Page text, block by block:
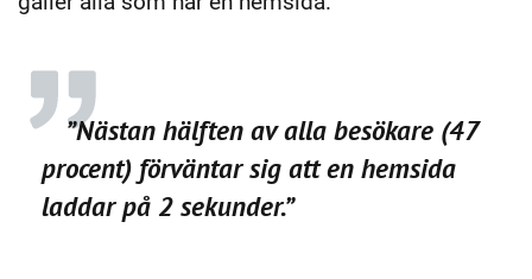
”Nästan hälften av alla besökare (47
procent) förväntar sig att en hemsida
laddar på 2 sekunder.”